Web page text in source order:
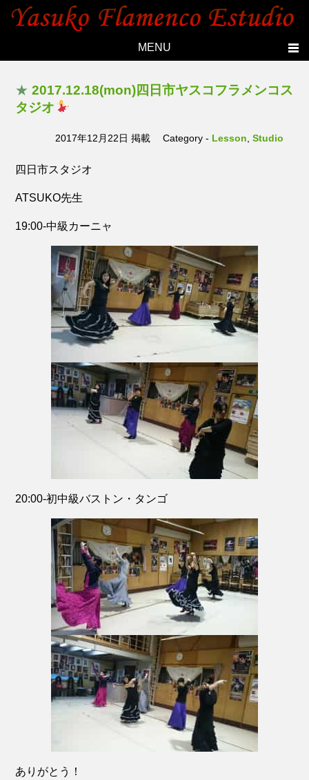
MENU
Topics
Lesson
Live
Members
Contact
★ 2017.12.18(mon)四日市ヤスコフラメンコス
タジオ
2017年12月22日 掲載 Category - Lesson ,Studio
四日市スタジオ
ATSUKO先生
19:00-中級カーニャ
20:00-初中級バストン・タンゴ
ありがとう！